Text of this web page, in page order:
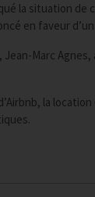
la situation
en faveur
Jean-Marc
la